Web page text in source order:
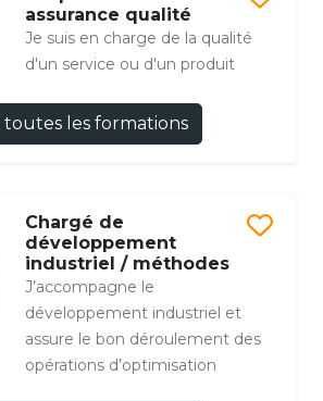
assurance qualité
Je suis en charge de la qualité
d'un service ou d'un produit
toutes les formations
Chargé de
développement
industriel / méthodes
J’accompagne le
développement industriel et
assure le bon déroulement des
opérations d’optimisation